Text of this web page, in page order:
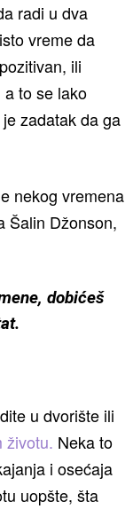
radi u dva
vreme da
ili
to se lako
zadatak da ga
nekog vremena
Šalin Džonson,
dobićeš
u dvorište ili
životu. Neka to
i osećaja
uopšte, šta